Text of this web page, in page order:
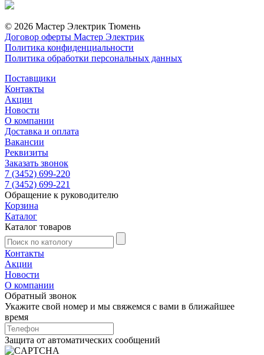
© 2026 Мастер Электрик Тюмень
Договор оферты Мастер Электрик
Политика конфиденциальности
Политика обработки персональных данных
Поставщики
Контакты
Акции
Новости
О компании
Доставка и оплата
Вакансии
Реквизиты
Заказать звонок
7 (3452) 699-220
7 (3452) 699-221
Обращение к руководителю
Корзина
Каталог
Каталог товаров
Контакты
Акции
Новости
О компании
Обратный звонок
Укажите свой номер и мы свяжемся с вами в ближайшее
время
Защита от автоматических сообщений